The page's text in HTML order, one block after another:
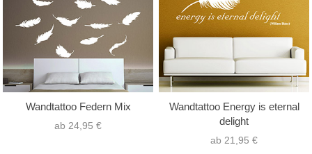
Wandtattoo Federn Mix
ab 24,95 €
Wandtattoo Energy is eternal
delight
ab 21,95 €